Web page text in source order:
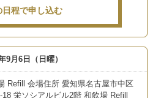
日程で申し込む
9月6日（日曜）
Refill 会場住所 愛知県名古屋市中区
18 栄ソシアルビル2階 和飲場 Refill